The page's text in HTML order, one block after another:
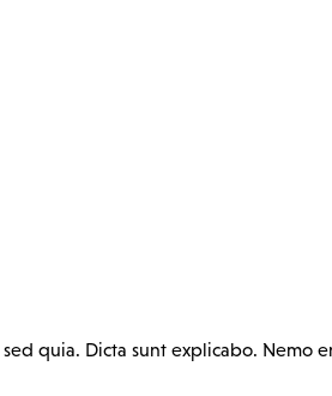
quia. Dicta sunt explicabo. Nemo